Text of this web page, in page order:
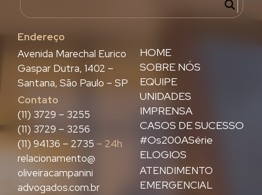
Endereço
HOME
SOBRE NÓS
EQUIPE
UNIDADES
IMPRENSA
CASOS DE SUCESSO
#Os200ASérie
ELOGIOS
ATENDIMENTO
EMERGENCIAL
Avenida Marechal Eurico
Gaspar Dutra, 1402 –
Santana, São Paulo – SP
Contato
(11) 3729 – 3255
(11) 3729 – 3256
(11) 94136 – 2735 – 24h
relacionamento@
oliveiracampanini
advogados.com.br